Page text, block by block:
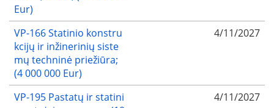
Eur)
VP-166 Statinio konstru
kcijų ir inžinerinių siste
mų techninė priežiūra;
(4 000 000 Eur)
4/11/2027
VP-195 Pastatų ir statini
4/11/2027